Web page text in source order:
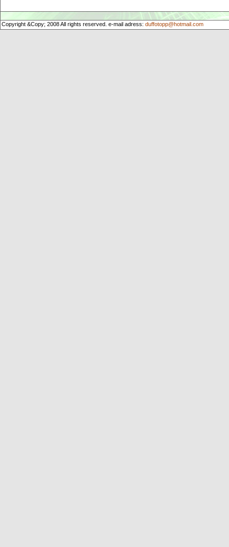
Copyright &Copy; 2008 All rights reserved. e-mail adress: duffotopp@hotmail.com